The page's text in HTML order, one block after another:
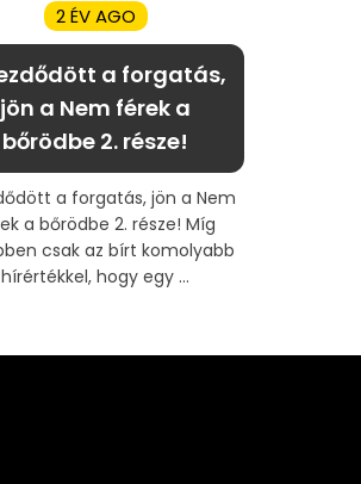
2 ÉV AGO
a forgatás,
jön a Nem férek a
bőrödbe 2. része!
a forgatás, jön a Nem
a bőrödbe 2. része! Míg
csak az bírt komolyabb
hírértékkel, hogy egy ...